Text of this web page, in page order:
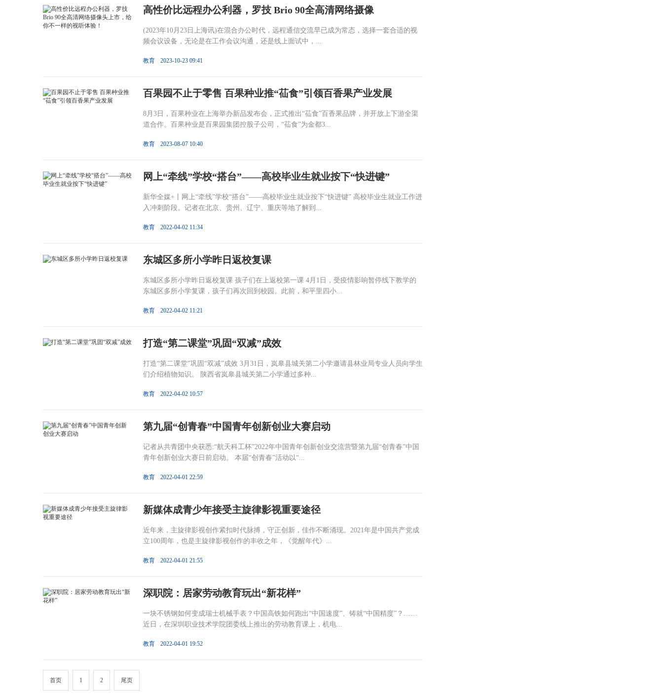
高性价比远程办公利器，罗技 Brio 90全高清网络摄像
(2023年10月23日上海讯)在混合办公时代，远程通信交流早已成为常态，选择一套合适的视
频会议设备，无论是在工作会议沟通，还是线上面试中，...
教育 2023-10-23 09:41
百果园不止于零售 百果种业推“苮食”引领百香果产业发展
8月3日，百果种业在上海举办新品发布会，正式推出“苮食”百香果品牌，并开放上下游全渠
道合作。百果种业是百果园集团控股子公司，“苮食”为金都3...
教育 2023-08-07 10:40
网上“牵线”学校“搭台”——高校毕业生就业按下“快进键”
新华全媒+丨网上“牵线”学校“搭台”——高校毕业生就业按下“快进键” 高校毕业生就业工作进
入冲刺阶段。记者在北京、贵州、辽宁、重庆等地了解到...
教育 2022-04-02 11:34
东城区多所小学昨日返校复课
东城区多所小学昨日返校复课 孩子们在上返校第一课 4月1日，受疫情影响暂停线下教学的
东城区多所小学复课，孩子们再次回到校园。此前，和平里四小...
教育 2022-04-02 11:21
打造“第二课堂”巩固“双减”成效
打造“第二课堂”巩固“双减”成效 3月31日，岚皋县城关第二小学邀请县林业局专业人员向学生
们介绍植物知识。 陕西省岚皋县城关第二小学通过多种...
教育 2022-04-02 10:57
第九届“创青春”中国青年创新创业大赛启动
记者从共青团中央获悉:“航天科工杯”2022年中国青年创新创业交流营暨第九届“创青春”中国
青年创新创业大赛日前启动。 本届“创青春”活动以“...
教育 2022-04-01 22:59
新媒体成青少年接受主旋律影视重要途径
近年来，主旋律影视创作紧扣时代脉搏，守正创新，佳作不断涌现。2021年是中国共产党成
立100周年，也是主旋律影视创作的丰收之年，《觉醒年代》...
教育 2022-04-01 21:55
深职院：居家劳动教育玩出“新花样”
一块不锈钢如何变成瑞士机械手表？中国高铁如何跑出“中国速度”、铸就“中国精度”？……
近日，在深圳职业技术学院团委线上推出的劳动教育课上，机电...
教育 2022-04-01 19:52
首页 1 2 尾页